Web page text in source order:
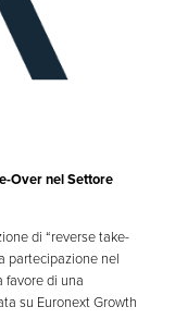
Over nel Settore
di “reverse take-
partecipazione nel
di una
su Euronext Growth